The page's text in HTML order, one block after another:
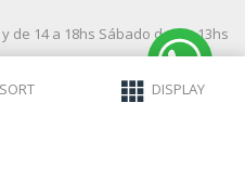
de 14 a 18hs Sábado de 9 a 13hs
4522 3003
SORT DISPLAY